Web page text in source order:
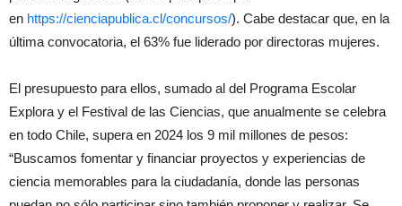
en https://cienciapublica.cl/concursos/). Cabe destacar que, en la
última convocatoria, el 63% fue liderado por directoras mujeres.
El presupuesto para ellos, sumado al del Programa Escolar
Explora y el Festival de las Ciencias, que anualmente se celebra
en todo Chile, supera en 2024 los 9 mil millones de pesos:
“Buscamos fomentar y financiar proyectos y experiencias de
ciencia memorables para la ciudadanía, donde las personas